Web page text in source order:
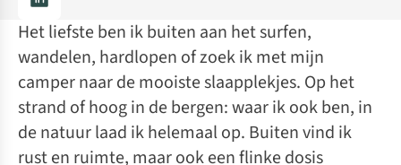
Het liefste ben ik buiten aan het surfen,
wandelen, hardlopen of zoek ik met mijn
camper naar de mooiste slaapplekjes. Op het
strand of hoog in de bergen: waar ik ook ben, in
de natuur laad ik helemaal op. Buiten vind ik
rust en ruimte, maar ook een flinke dosis